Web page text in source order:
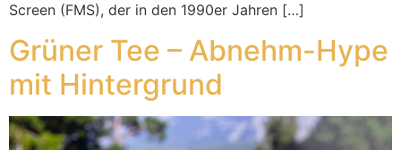
Screen (FMS), der in den 1990er Jahren […]
Grüner Tee – Abnehm-Hype
mit Hintergrund